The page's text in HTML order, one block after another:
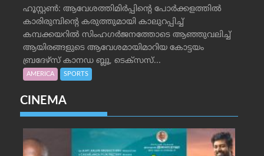
ഹൂസ്റ്റണ്‍: ആവേശത്തിമിര്‍പ്പിന്റെ പോര്‍ക്കളത്തില്‍
കാരിരുമ്പിന്റെ കരുത്തുമായി കാലുറപ്പിച്ച്
കമ്പക്കയറില്‍ സിംഹഗര്‍ജനത്തോടെ ആഞ്ഞുവലിച്ച്
ആയിരങ്ങളുടെ ആവേശമായിമാറിയ കോട്ടയം
ബ്രദേഴ്‌സ് കാനഡ ബ്ലൂ, ടെക്‌സസ്...
AMERICA SPORTS
CINEMA